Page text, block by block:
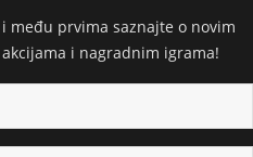
među prvima saznajte o novim
i nagradnim igrama!